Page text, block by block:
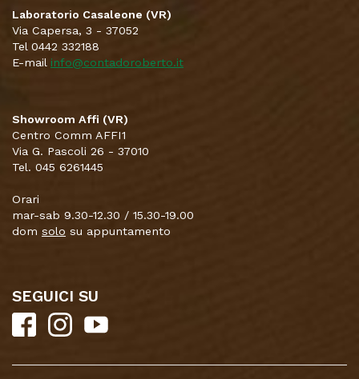
Laboratorio Casaleone (VR)
Via Capersa, 3 - 37052
Tel 0442 332188
E-mail info@contadoroberto.it
Showroom Affi (VR)
Centro Comm AFFI1
Via G. Pascoli 26 - 37010
Tel. 045 6261445
Orari
mar-sab 9.30-12.30 / 15.30-19.00
dom solo su appuntamento
SEGUICI SU